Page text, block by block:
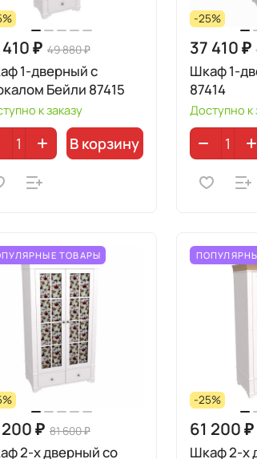
₽ 49 880 ₽
1-дверный с
Бейли 87415
к заказу
В корзину
-25%
37 410 ₽
Шкаф 1-
87414
Доступно к
ТОВАРЫ
₽ 81 600 ₽
2-х дверный со
-25%
61 200 ₽
Шкаф 2-х